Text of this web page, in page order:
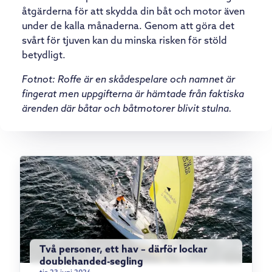
åtgärderna för att skydda din båt och motor även
under de kalla månaderna. Genom att göra det
svårt för tjuven kan du minska risken för stöld
betydligt.
Fotnot: Roffe är en skådespelare och namnet är
fingerat men uppgifterna är hämtade från faktiska
ärenden där båtar och båtmotorer blivit stulna.
Två personer, ett hav – därför lockar
doublehanded-segling